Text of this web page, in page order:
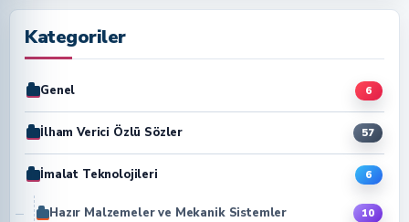
Kategoriler
Genel 6
İlham Verici Özlü Sözler 57
İmalat Teknolojileri 6
Hazır Malzemeler ve Mekanik Sistemler 10